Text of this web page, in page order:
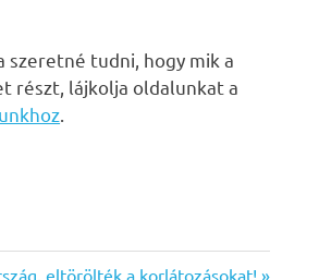
szeretné tudni, hogy mik a
részt, lájkolja oldalunkat a
eltörölték a korlátozásokat!